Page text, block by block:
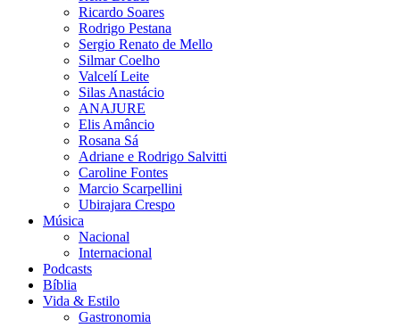
Ricardo Soares
Rodrigo Pestana
Sergio Renato de Mello
Silmar Coelho
Valcelí Leite
Silas Anastácio
ANAJURE
Elis Amâncio
Rosana Sá
Adriane e Rodrigo Salvitti
Caroline Fontes
Marcio Scarpellini
Ubirajara Crespo
Música
Nacional
Internacional
Podcasts
Bíblia
Vida & Estilo
Gastronomia